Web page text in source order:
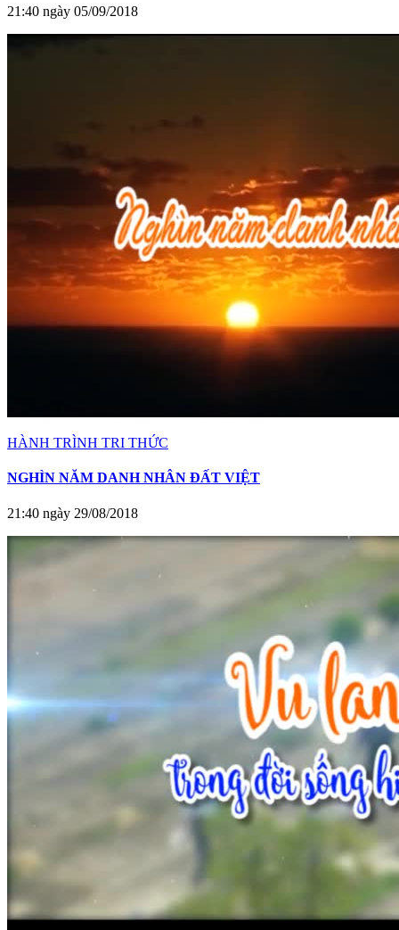
21:40 ngày 05/09/2018
HÀNH TRÌNH TRI THỨC
NGHÌN NĂM DANH NHÂN ĐẤT VIỆT
21:40 ngày 29/08/2018